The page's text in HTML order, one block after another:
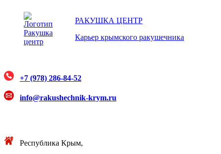
РАКУШКА ЦЕНТР
Карьер крымского ракушечника
+7 (978) 286-84-52
info@rakushechnik-krym.ru
Республика Крым,